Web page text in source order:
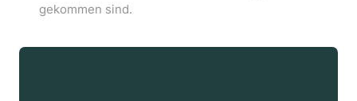
gekommen sind.